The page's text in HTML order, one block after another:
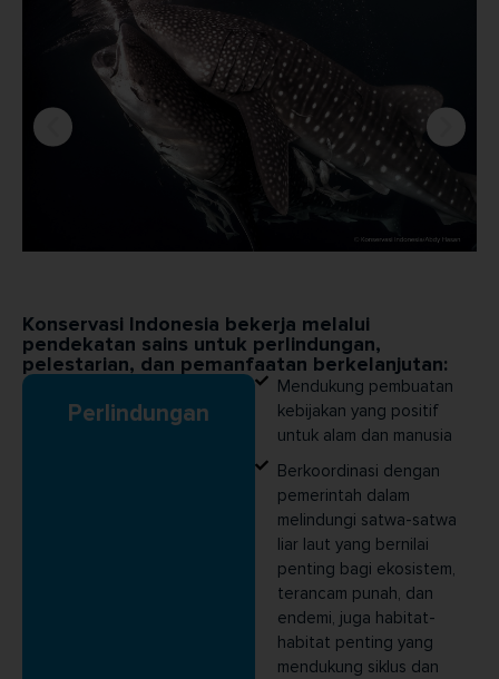
Konservasi Indonesia bekerja melalui
pendekatan sains untuk perlindungan,
pelestarian, dan pemanfaatan berkelanjutan:
Perlindungan
Mendukung pembuatan
kebijakan yang positif
untuk alam dan manusia
Berkoordinasi dengan
pemerintah dalam
melindungi satwa-satwa
liar laut yang bernilai
penting bagi ekosistem,
terancam punah, dan
endemi, juga habitat-
habitat penting yang
mendukung siklus dan